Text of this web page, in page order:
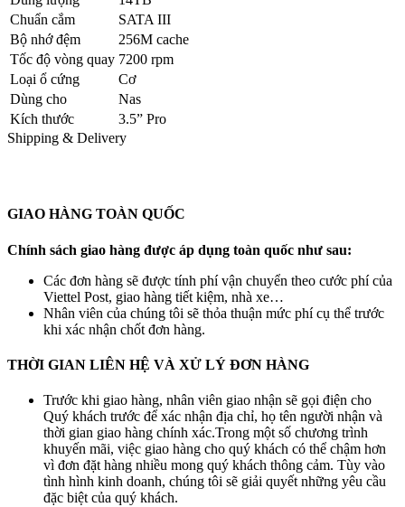
Chuẩn cắm
SATA III
Bộ nhớ đệm
256M cache
Tốc độ vòng quay 7200 rpm
Loại ổ cứng
Cơ
Dùng cho
Nas
Kích thước
3.5” Pro
Shipping & Delivery
GIAO HÀNG TOÀN QUỐC
Chính sách giao hàng được áp dụng toàn quốc như sau:
Các đơn hàng sẽ được tính phí vận chuyển theo cước phí của
Viettel Post, giao hàng tiết kiệm, nhà xe…
Nhân viên của chúng tôi sẽ thỏa thuận mức phí cụ thể trước
khi xác nhận chốt đơn hàng.
THỜI GIAN LIÊN HỆ VÀ XỬ LÝ ĐƠN HÀNG
Trước khi giao hàng, nhân viên giao nhận sẽ gọi điện cho
Quý khách trước để xác nhận địa chỉ, họ tên người nhận và
thời gian giao hàng chính xác.Trong một số chương trình
khuyến mãi, việc giao hàng cho quý khách có thể chậm hơn
vì đơn đặt hàng nhiều mong quý khách thông cảm. Tùy vào
tình hình kinh doanh, chúng tôi sẽ giải quyết những yêu cầu
đặc biệt của quý khách.